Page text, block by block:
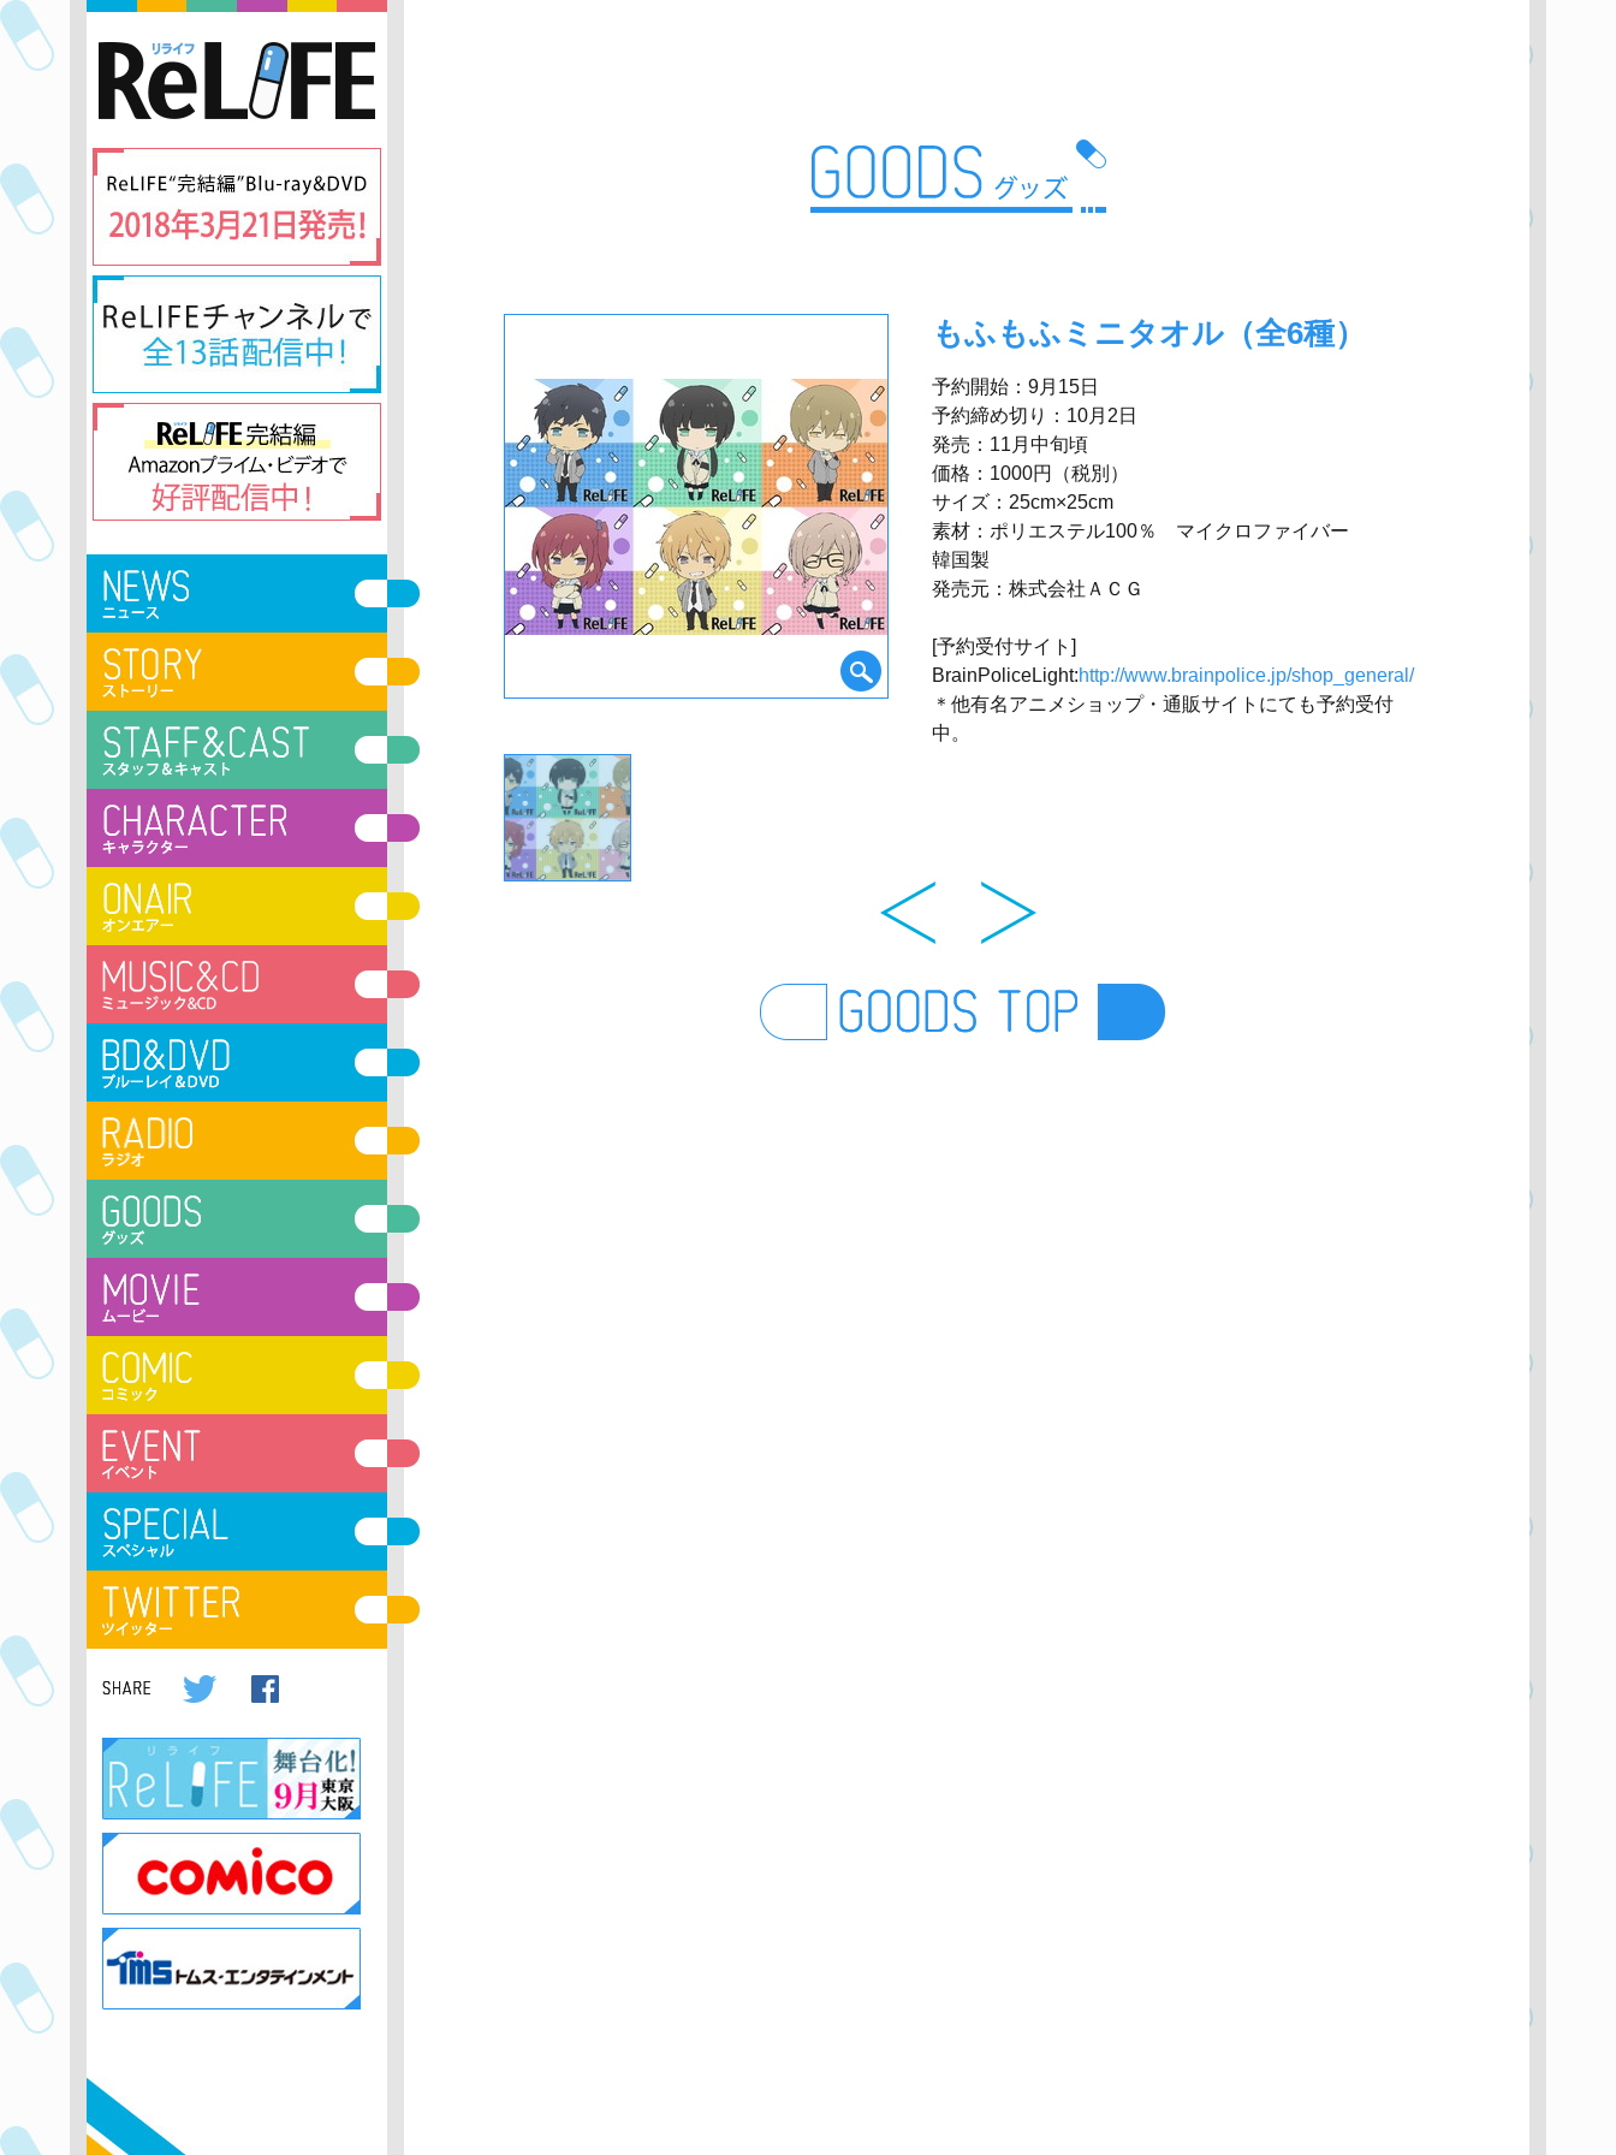
もふもふミニタオル（全6種）
予約開始：9月15日
予約締め切り：10月2日
発売：11月中旬頃
価格：1000円（税別）
サイズ：25cm×25cm
素材：ポリエステル100％ マイクロファイバー
韓国製
発売元：株式会社ＡＣＧ
[予約受付サイト]
BrainPoliceLight:http://www.brainpolice.jp/shop_general/
＊他有名アニメショップ・通販サイトにても予約受付
中。